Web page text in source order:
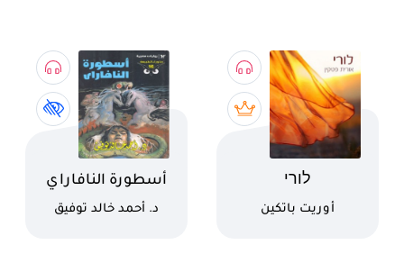
اسم الكتاب
לורי
كاتب
أوريت باتكين
اسم الكتاب
أسطورة النافاراي
كاتب
د. أحمد خالد توفيق